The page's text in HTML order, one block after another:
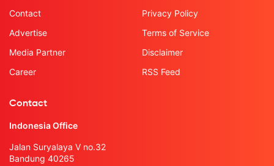
Contact
Advertise
Media Partner
Career
Privacy Policy
Terms of Service
Disclaimer
RSS Feed
Contact
Indonesia Office
Jalan Suryalaya V no.32
Bandung 40265